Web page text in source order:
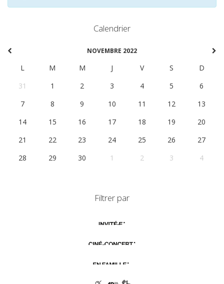
Calendrier
NOVEMBRE 2022
L M M J V S
D
31
1 2 3 4 5
6
7
8 9 10 11 12
13
14
15 16 17 18 19
20
21
22 23 24 25 26
27
28
29 30 1 2 3 4
Filtrer par